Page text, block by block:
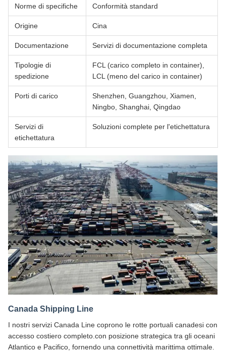
Norme di specifiche Conformità standard
Origine Cina
Documentazione Servizi di documentazione completa
Tipologie di
spedizione
FCL (carico completo in container),
LCL (meno del carico in container)
Porti di carico
Shenzhen, Guangzhou, Xiamen,
Ningbo, Shanghai, Qingdao
Servizi di
etichettatura
Soluzioni complete per l'etichettatura
Canada Shipping Line
I nostri servizi Canada Line coprono le rotte portuali canadesi con
accesso costiero completo.con posizione strategica tra gli oceani
Atlantico e Pacifico, fornendo una connettività marittima ottimale.